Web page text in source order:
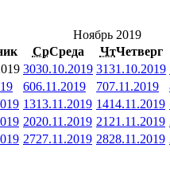
Ноябрь 2019
СрСреда ЧтЧетверг
3030.10.2019 3131.10.2019
606.11.2019 707.11.2019
1313.11.2019 1414.11.2019
2020.11.2019 21 21.11.2019
2727.11.2019 2828.11.2019